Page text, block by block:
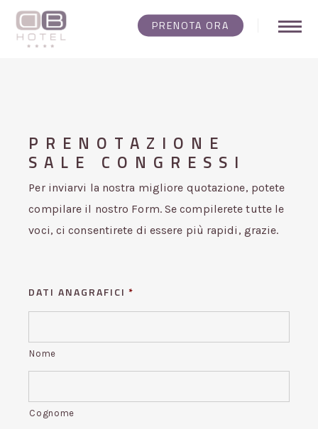
Skip
PRENOTA ORA Menu
PRENOTAZIONE
SALE CONGRESSI
Per inviarvi la nostra migliore quotazione, potete
compilare il nostro Form. Se compilerete tutte le
voci, ci consentirete di essere più rapidi, grazie.
DATI ANAGRAFICI *
Nome
Cognome